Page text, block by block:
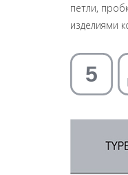
петли,
изделиями